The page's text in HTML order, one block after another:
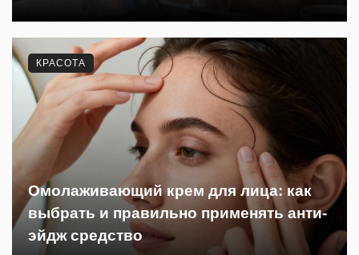
Омолаживающий крем для лица: как
выбрать и правильно применять анти-
эйдж средство
КРАСОТА